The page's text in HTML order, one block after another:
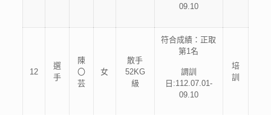
09.10
12
選
手
陳
〇
芸
女
散手
52KG
級
符合成績：正取
第1名
調訓
日:112.07.01-
09.10
培
訓